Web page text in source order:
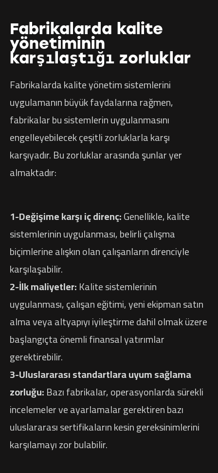
Fabrikalarda kalite
yönetiminin
karşılaştığı zorluklar
Fabrikalarda kalite yönetim sistemlerini
uygulamanın büyük faydalarına rağmen,
fabrikalar bu sistemlerin uygulanmasını
engelleyebilecek çeşitli zorluklarla karşı
karşıyadır. Bu zorluklar arasında şunlar yer
almaktadır:
1-Değişime karşı iç direnç:Genellikle, kalite
sistemlerinin uygulanması, belirli çalışma
biçimlerine alışkın olan çalışanların direnciyle
karşılaşabilir.
2-İlk maliyetler:Kalite sistemlerinin
uygulanması, çalışan eğitimi, yeni ekipman satın
alma veya altyapıyı iyileştirme dahil olmak üzere
başlangıçta önemli finansal yatırımlar
gerektirebilir.
3-Uluslararası standartlara uyum sağlama
zorluğu:Bazı fabrikalar, operasyonlarda sürekli
incelemeler ve ayarlamalar gerektiren bazı
uluslararası sertifikaların kesin gereksinimlerini
karşılamayı zor bulabilir.